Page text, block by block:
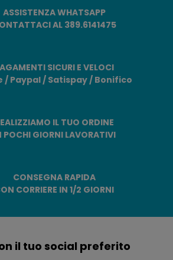
ASSISTENZA WHATSAPP
AL 389.6141475
SICURI E VELOCI
/ Paypal / Satispay / Bonifico
IL TUO ORDINE
POCHI GIORNI LAVORATIVI
CONSEGNA RAPIDA
CORRIERE IN 1/2 GIORNI
il tuo social preferito